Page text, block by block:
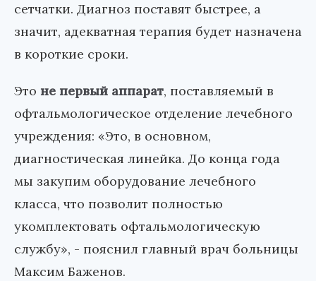
сетчатки. Диагноз поставят быстрее, а
значит, адекватная терапия будет назначена
в короткие сроки.
Это не первый аппарат, поставляемый в
офтальмологическое отделение лечебного
учреждения: «Это, в основном,
диагностическая линейка. До конца года
мы закупим оборудование лечебного
класса, что позволит полностью
укомплектовать офтальмологическую
службу», - пояснил главный врач больницы
Максим Баженов.